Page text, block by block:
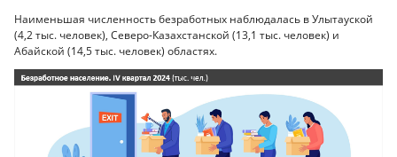
Наименьшая численность безработных наблюдалась в Улытауской
(4,2 тыс. человек), Северо-Казахстанской (13,1 тыс. человек) и
Абайской (14,5 тыс. человек) областях.